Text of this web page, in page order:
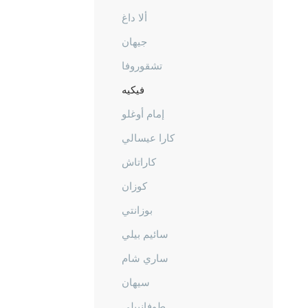
ألا داغ
جيهان
تشقوروفا
فيكيه
إمام أوغلو
كارا عيسالي
كاراتاش
كوزان
بوزانتي
سائيم بيلي
ساري شام
سيهان